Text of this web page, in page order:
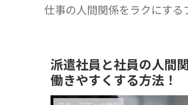
仕事の人間関係をラクにする
派遣社員と社員の人間
働きやすくする方法！